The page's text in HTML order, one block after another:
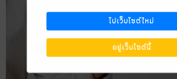
ไปเว็บไซต์ใหม่
อยู่เว็บไซต์นี้